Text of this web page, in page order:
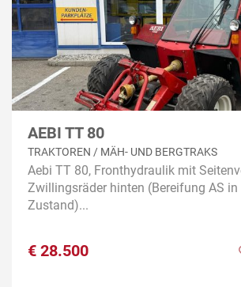
AEBI TT 80
TRAKTOREN / MÄH- UND BERGTRAKS
Aebi TT 80, Fronthydraulik mit
Zwillingsräder hinten (Bereifung AS in
Zustand)...
€ 28.500